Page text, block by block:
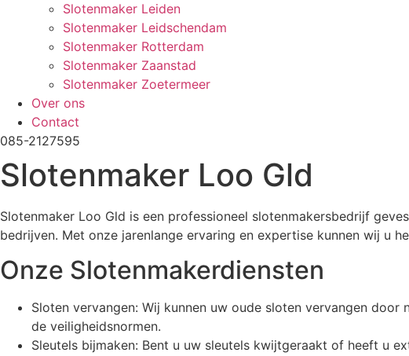
Slotenmaker Leiden
Slotenmaker Leidschendam
Slotenmaker Rotterdam
Slotenmaker Zaanstad
Slotenmaker Zoetermeer
Over ons
Contact
085-2127595
Slotenmaker Loo Gld
Slotenmaker Loo Gld is een professioneel slotenmakersbedrijf
bedrijven. Met onze jarenlange ervaring en expertise kunnen wij u
Onze Slotenmakerdiensten
Sloten vervangen: Wij kunnen uw oude sloten vervangen
de veiligheidsnormen.
Sleutels bijmaken: Bent u uw sleutels kwijtgeraakt of heeft u